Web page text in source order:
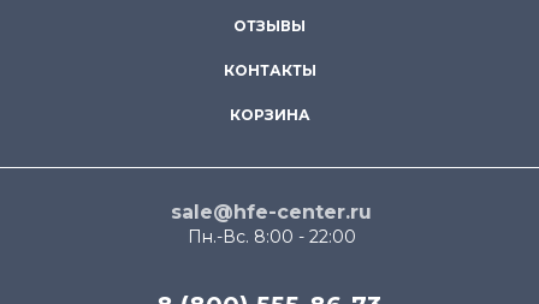
ОТЗЫВЫ
КОНТАКТЫ
КОРЗИНА
sale@hfe-center.ru
Пн.-Вс. 8:00 - 22:00